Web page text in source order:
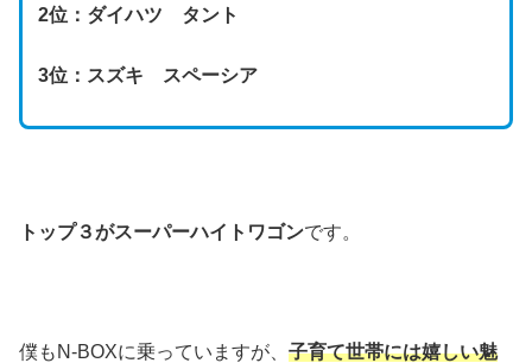
2位：ダイハツ タント
3位：スズキ スペーシア
トップ３がスーパーハイトワゴンです。
僕もN-BOXに乗っていますが、 子育て世帯には嬉しい魅